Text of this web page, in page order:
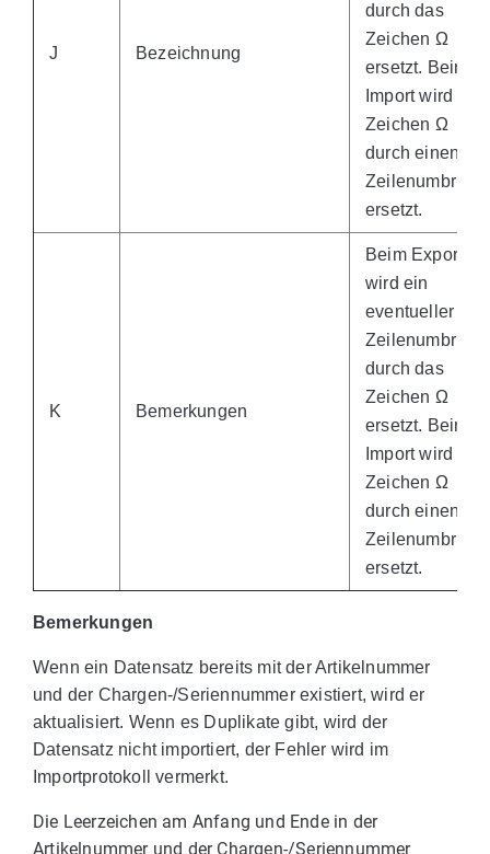
J Bezeichnung
durch das
Zeichen Ω
ersetzt. Beim
Import wird das
Zeichen Ω
durch einen
Zeilenumbruch
ersetzt.
K Bemerkungen
Beim Export
wird ein
eventueller
Zeilenumbruch
durch das
Zeichen Ω
ersetzt. Beim
Import wird das
Zeichen Ω
durch einen
Zeilenumbruch
ersetzt.
Bemerkungen
Wenn ein Datensatz bereits mit der Artikelnummer
und der Chargen-/Seriennummer existiert, wird er
aktualisiert. Wenn es Duplikate gibt, wird der
Datensatz nicht importiert, der Fehler wird im
Importprotokoll vermerkt.
Die Leerzeichen am Anfang und Ende in der
Artikelnummer und der Chargen-/Seriennummer